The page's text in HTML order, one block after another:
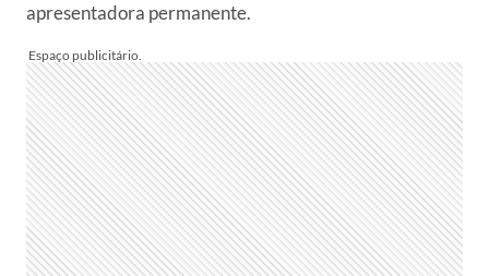
apresentadora permanente.